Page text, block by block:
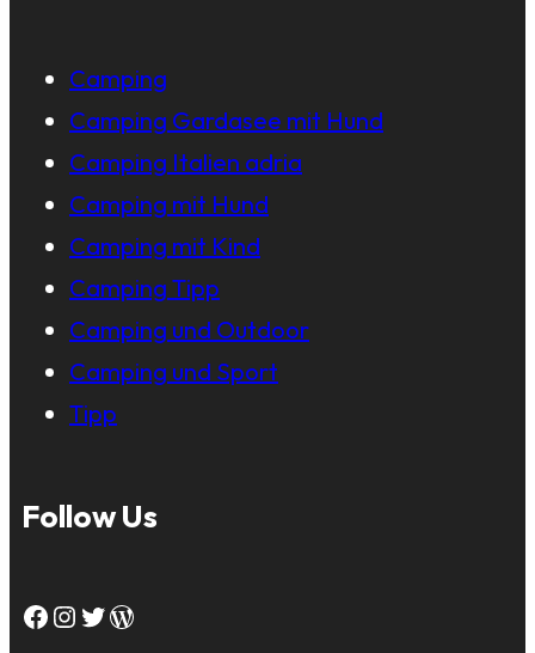
Camping
Camping Gardasee mit Hund
Camping Italien adria
Camping mit Hund
Camping mit Kind
Camping Tipp
Camping und Outdoor
Camping und Sport
Tipp
Follow Us
Facebook Instagram Twitter WordPress